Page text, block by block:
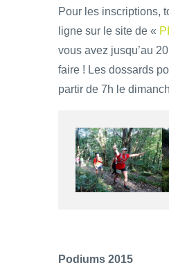
Pour les inscriptions,
ligne sur le site de «
vous avez jusqu’au
faire ! Les dossards
partir de 7h le
Podiums 2015